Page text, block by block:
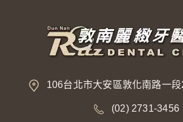
106台北市大安區敦化南路一
(02) 2731-3456